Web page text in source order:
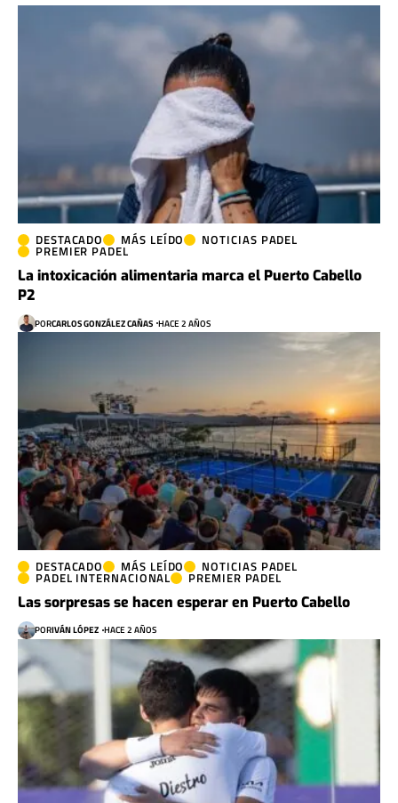
DESTACADO MÁS LEÍDO NOTICIAS PADEL
PREMIER PADEL
La intoxicación alimentaria marca el Puerto Cabello
P2
PORCARLOS GONZÁLEZ CAÑAS HACE 2 AÑOS
DESTACADO MÁS LEÍDO NOTICIAS PADEL
PADEL INTERNACIONAL PREMIER PADEL
Las sorpresas se hacen esperar en Puerto Cabello
PORIVÁN LÓPEZ HACE 2 AÑOS